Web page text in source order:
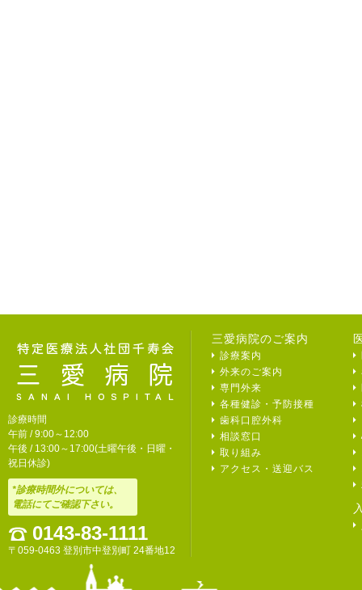
診療時間
午前 / 9:00～12:00
午後 / 13:00～17:00(土曜午後・日曜・
祝日休診)
*診療時間外については、
電話にてご確認下さい。
0143-83-1111
〒059-0463 登別市中登別町 24番地12
三愛病院のご案内
診療案内
外来のご案内
専門外来
各種健診・予防接種
歯科口腔外科
相談窓口
取り組み
アクセス・送迎バス